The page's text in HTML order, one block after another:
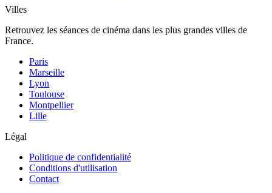
Villes
Retrouvez les séances de cinéma dans les plus grandes villes de
France.
Paris
Marseille
Lyon
Toulouse
Montpellier
Lille
Légal
Politique de confidentialité
Conditions d'utilisation
Contact